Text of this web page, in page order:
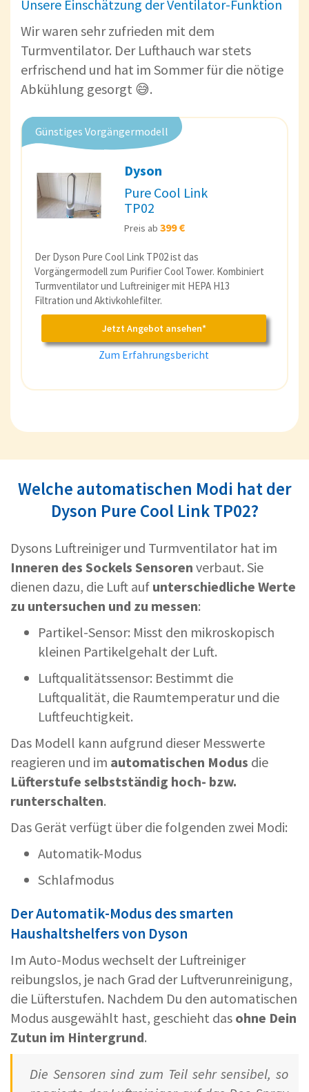
Unsere Einschätzung der Ventilator-Funktion
Wir waren sehr zufrieden mit dem
Turmventilator. Der Lufthauch war stets
erfrischend und hat im Sommer für die nötige
Abkühlung gesorgt 😅.
Günstiges Vorgängermodell
Dyson
Pure Cool Link
TP02
Preis ab 399 €
Der Dyson Pure Cool Link TP02 ist das
Vorgängermodell zum Purifier Cool Tower. Kombiniert
Turmventilator und Luftreiniger mit HEPA H13
Filtration und Aktivkohlefilter.
Jetzt Angebot ansehen*
Zum Erfahrungsbericht
Welche automatischen Modi hat der
Dyson Pure Cool Link TP02?
Dysons Luftreiniger und Turmventilator hat im
Inneren des Sockels Sensoren verbaut. Sie
dienen dazu, die Luft auf unterschiedliche Werte
zu untersuchen und zu messen:
Partikel-Sensor: Misst den mikroskopisch
kleinen Partikelgehalt der Luft.
Luftqualitätssensor: Bestimmt die
Luftqualität, die Raumtemperatur und die
Luftfeuchtigkeit.
Das Modell kann aufgrund dieser Messwerte
reagieren und im automatischen Modus die
Lüfterstufe selbstständig hoch- bzw.
runterschalten.
Das Gerät verfügt über die folgenden zwei Modi:
Automatik-Modus
Schlafmodus
Der Automatik-Modus des smarten
Haushaltshelfers von Dyson
Im Auto-Modus wechselt der Luftreiniger
reibungslos, je nach Grad der Luftverunreinigung,
die Lüfterstufen. Nachdem Du den automatischen
Modus ausgewählt hast, geschieht das ohne Dein
Zutun im Hintergrund.
Die Sensoren sind zum Teil sehr sensibel, so